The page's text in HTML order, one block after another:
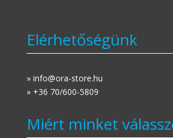
Elérhetőségünk
» info@ora-store.hu
» +36 70/600-5809
Miért minket